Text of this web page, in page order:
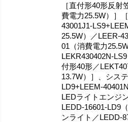
［直付形40形反射
費電力25.5W）］
43001J1-
25.5W）／LEER-
01（消費電力
LEKR430402N-
付形40形／
13.7W）］、シス
LD9+LEEM-
LEDライトエンジ
LEDD-16601-LD9
ンライト／LEDD-